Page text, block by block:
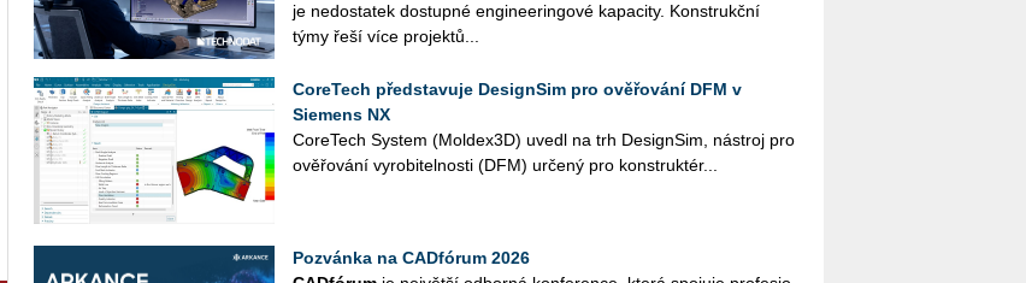
je ne­do­sta­tek do­stup­né en­gi­nee­rin­go­vé ka­pa­ci­ty. Kon­strukč­ní
týmy řeší více pro­jek­tů...
CoreTech představuje DesignSim pro ověřování DFM v
Siemens NX
Co­re­Tech Sys­tem (Mol­dex­3D) uvedl na trh De­sign­Sim, ná­stroj pro
ově­řo­vá­ní vy­ro­bi­tel­nos­ti (DFM) ur­če­ný pro kon­struk­té­r...
Pozvánka na CADfórum 2026